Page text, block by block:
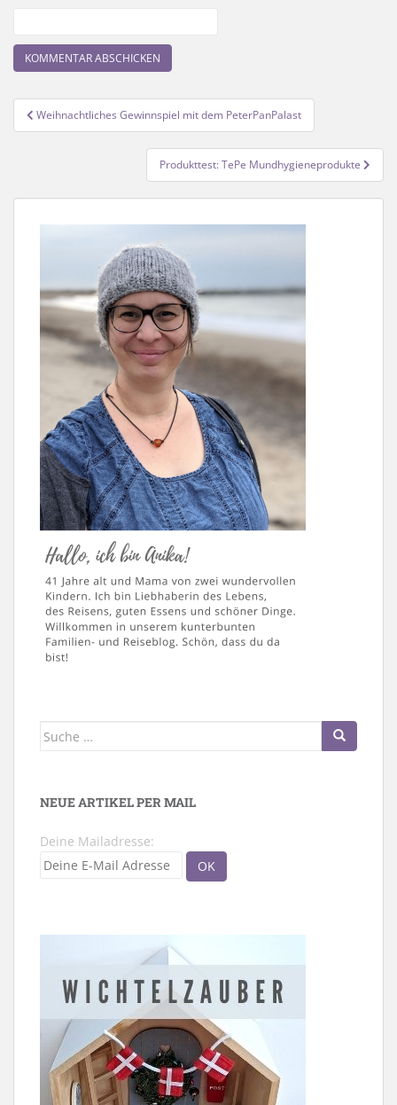
Beitragsnavigation
Weihnachtliches Gewinnspiel mit dem PeterPanPalast
Produkttest: TePe Mundhygieneprodukte
Suche
NEUE ARTIKEL PER MAIL
Deine Mailadresse: